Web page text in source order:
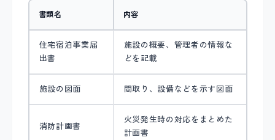
書類名 内容
住宅宿泊事業届
出書
施設の概要、管理者の情報な
どを記載
施設の図面 間取り、設備などを示す図面
消防計画書
火災発生時の対応をまとめた
計画書